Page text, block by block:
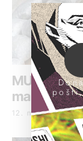
MUP:
marihuane
12. maj 2021.